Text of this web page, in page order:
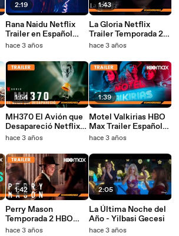
2:19
Rana Naidu Netflix
Trailer en Español
Serie Tv 2023
hace 3 años
1:54
MH370 El Avión que
Desapareció Netflix
Trailer en Español
hace 3 años
1:42
Perry Mason
Temporada 2 HBO
Max Trailer en
hace 3 años
1:43
La Gloria Netflix
Trailer Temporada 2
Español
hace 3 años
1:39
Motel Valkirias HBO
Max Trailer Español
Serie Tv 2023
hace 3 años
2:05
La Última Noche del
Año - Yilbasi Gecesi
hace 3 años